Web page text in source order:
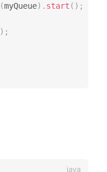
(myQueue) . start ( ) ;
) ;